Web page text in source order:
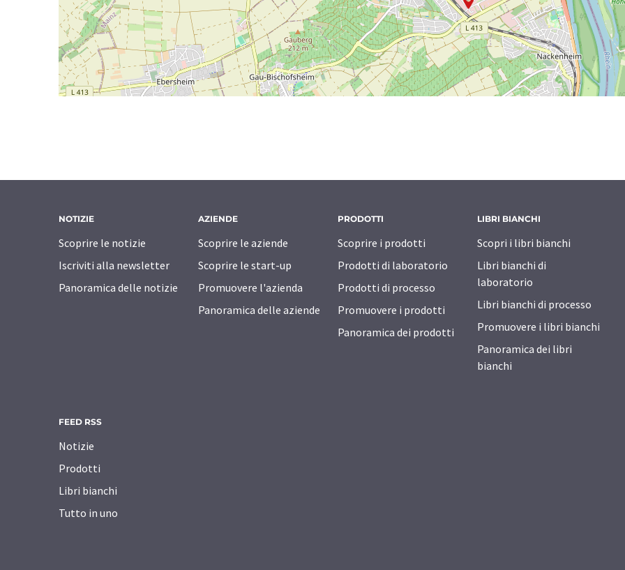
NOTIZIE
Scoprire le notizie
Iscriviti alla newsletter
Panoramica delle notizie
AZIENDE
Scoprire le aziende
Scoprire le start-up
Promuovere l'azienda
Panoramica delle aziende
PRODOTTI
Scoprire i prodotti
Prodotti di laboratorio
Prodotti di processo
Promuovere i prodotti
Panoramica dei prodotti
LIBRI BIANCHI
Scopri i libri bianchi
Libri bianchi di
laboratorio
Libri bianchi di processo
Promuovere i libri bianchi
Panoramica dei libri
bianchi
FEED RSS
Notizie
Prodotti
Libri bianchi
Tutto in uno